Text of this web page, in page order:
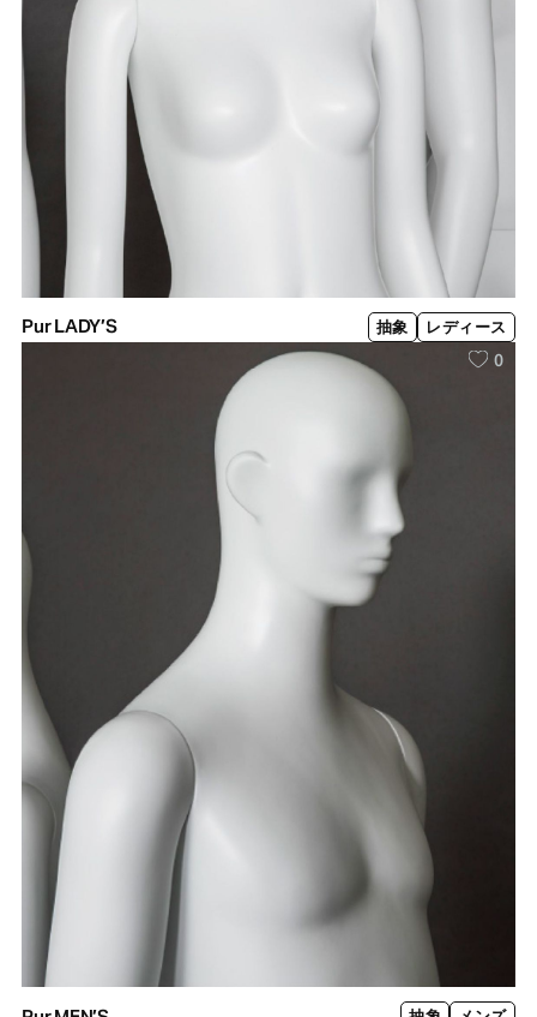
Pur LADY’S 抽象 レディース
0